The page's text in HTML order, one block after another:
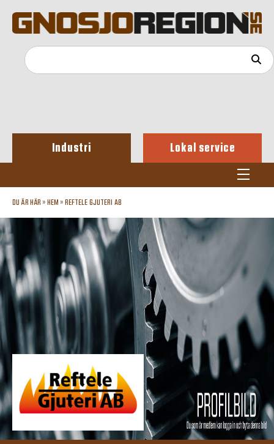
Industri Lokal service
DU ÄR HÄR » HEM » REFTELE GJUTERI AB